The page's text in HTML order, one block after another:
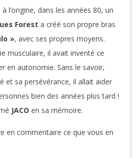
l’origine, dans les années 80, un
Forest a créé son propre bras
», avec ses propres moyens.
musculaire, il avait inventé ce
en autonomie. Sans le savoir,
et sa persévérance, il allait aider
bien des années plus tard !
JACO en sa mémoire.
en commentaire ce que vous en